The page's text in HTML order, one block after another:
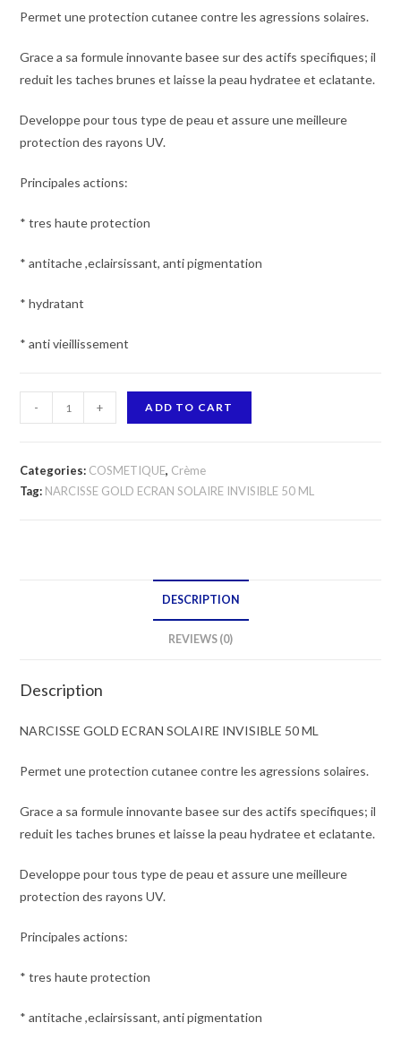
Permet une protection cutanee contre les agressions solaires.
Grace a sa formule innovante basee sur des actifs specifiques; il
reduit les taches brunes et laisse la peau hydratee et eclatante.
Developpe pour tous type de peau et assure une meilleure
protection des rayons UV.
Principales actions:
* tres haute protection
* antitache ,eclairsissant, anti pigmentation
* hydratant
* anti vieillissement
NARCISSE
GOLD
SOLAIRE
INVISIBLE
- + ADD TO CART
Categories: COSMETIQUE, Crème
Tag: NARCISSE GOLD ECRAN SOLAIRE INVISIBLE 50 ML
DESCRIPTION
REVIEWS (0)
Description
NARCISSE GOLD ECRAN SOLAIRE INVISIBLE 50 ML
Permet une protection cutanee contre les agressions solaires.
Grace a sa formule innovante basee sur des actifs specifiques; il
reduit les taches brunes et laisse la peau hydratee et eclatante.
Developpe pour tous type de peau et assure une meilleure
protection des rayons UV.
Principales actions:
* tres haute protection
* antitache ,eclairsissant, anti pigmentation